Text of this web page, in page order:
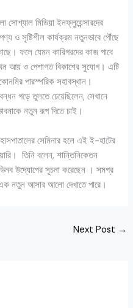
মিডিয়া ইনফ্লুয়েন্সারদের
ও সৃষ্টিশীল কার্যক্রম নতুনভাবে পৌঁছে
ফলে যেমন কারিগরদের কাজ পাবে
আয় ও পেশাগত বিকাশের সুযোগ। এটি
পারস্পরিক সহাবস্থান।
গড়ে তুলতে চেয়েছিলেন, সেখানে
নতুন রূপ দিতে চাই।
সেমিনার হলে এই ই-হাটের
তিনি বলেন, শান্তিনিকেতন
উদ্যোগের সূচনা করেছেন । সমগ্র
এক নতুন আসার আলো দেখাতে পারে।
Next Post →